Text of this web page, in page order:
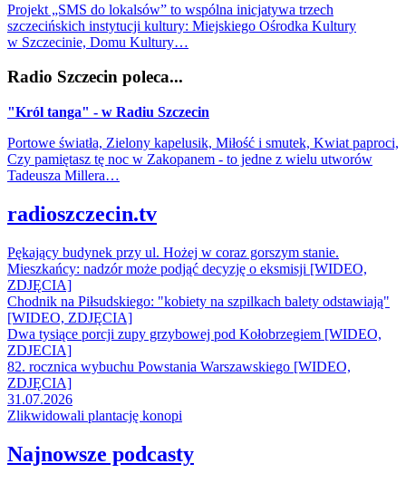
Projekt „SMS do lokalsów” to wspólna inicjatywa trzech
szczecińskich instytucji kultury: Miejskiego Ośrodka Kultury
w Szczecinie, Domu Kultury…
Radio Szczecin poleca...
"Król tanga" - w Radiu Szczecin
Portowe światła, Zielony kapelusik, Miłość i smutek, Kwiat paproci,
Czy pamiętasz tę noc w Zakopanem - to jedne z wielu utworów
Tadeusza Millera…
radioszczecin.tv
Pękający budynek przy ul. Hożej w coraz gorszym stanie.
Mieszkańcy: nadzór może podjąć decyzję o eksmisji [WIDEO,
ZDJĘCIA]
Chodnik na Piłsudskiego: "kobiety na szpilkach balety odstawiają"
[WIDEO, ZDJĘCIA]
Dwa tysiące porcji zupy grzybowej pod Kołobrzegiem [WIDEO,
ZDJECIA]
82. rocznica wybuchu Powstania Warszawskiego [WIDEO,
ZDJĘCIA]
31.07.2026
Zlikwidowali plantację konopi
Najnowsze podcasty